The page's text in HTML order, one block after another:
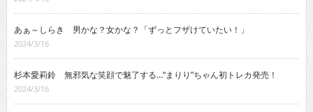
あぁ～しらき 男かな？女かな？「ずっとフザけていたい！」
2024/3/16
杉本愛莉鈴 無邪気な笑顔で魅了する…“まりり”ちゃん初トレカ発売！
2024/3/16